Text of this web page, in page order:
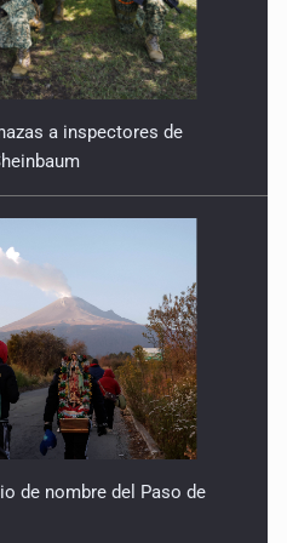
a inspectores de
de nombre del Paso de